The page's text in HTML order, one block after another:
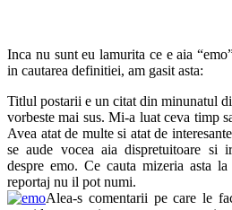
Inca nu sunt eu lamurita ce e aia
in cautarea definitiei, am gasit asta:
Titlul postarii e un citat din minunatul
vorbeste mai sus. Mi-a luat ceva timp
Avea atat de multe si atat de
se aude vocea aia dispretuitoare si
despre emo. Ce cauta mizeria asta
reportaj nu il pot numi.
Alea-s comentarii pe care le